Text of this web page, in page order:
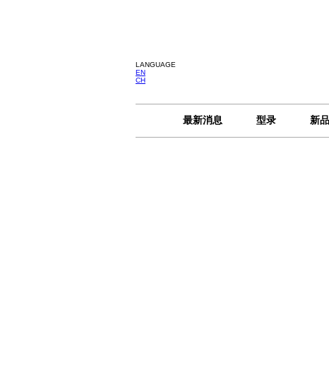
LANGUAGE
EN
CH
最新消息 型录 新品